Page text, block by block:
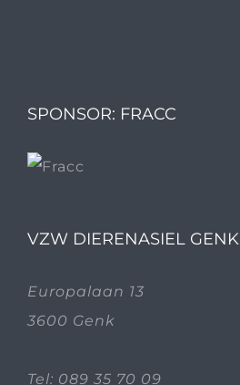
SPONSOR: FRACC
VZW DIERENASIEL GENK
Europalaan 13
3600 Genk
Tel: 089 35 70 09